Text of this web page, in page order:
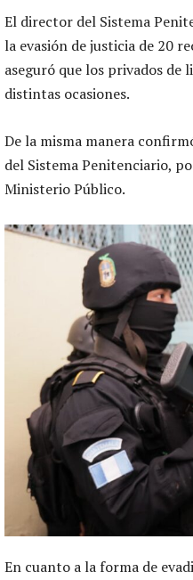
El director del Sistema
la evasión de justicia de 20
aseguró que los privados
distintas ocasiones.
De la misma manera
del Sistema Penitenciario,
Ministerio Público.
En cuanto a la forma de